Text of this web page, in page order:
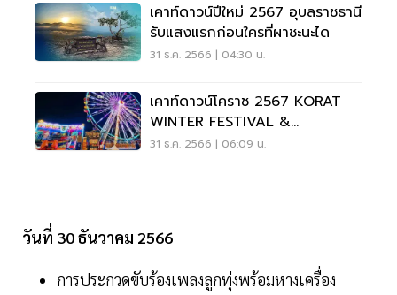
เคาท์ดาวน์ปีใหม่ 2567 อุบลราชธานี
รับแสงแรกก่อนใครที่ผาชะนะได
31 ธ.ค. 2566 | 04:30 น.
เคาท์ดาวน์โคราช 2567 KORAT
WINTER FESTIVAL &
COUNTDOWN 2024
31 ธ.ค. 2566 | 06:09 น.
วันที่ 30 ธันวาคม 2566
การประกวดขับร้องเพลงลูกทุ่งพร้อมหางเครื่อง